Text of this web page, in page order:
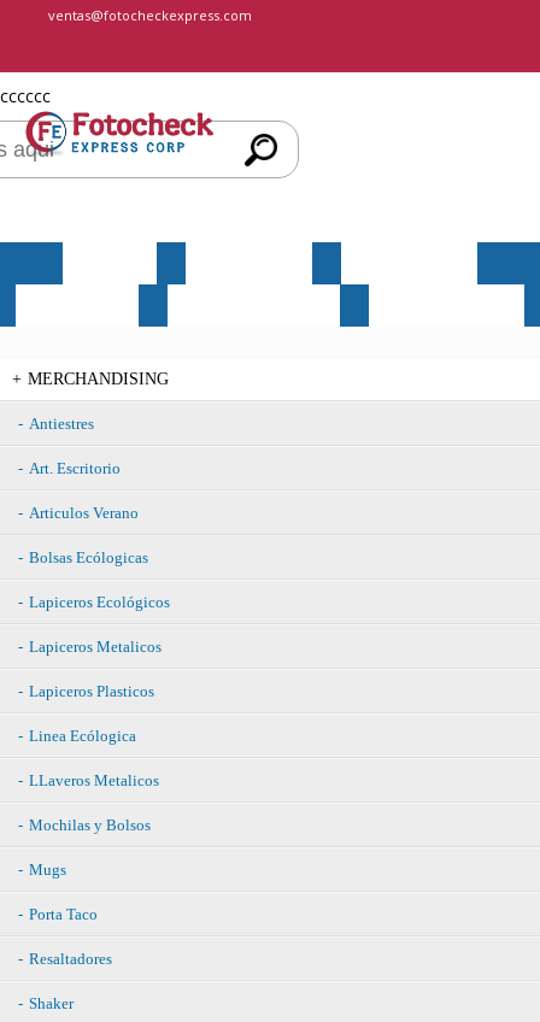
ventas@fotocheckexpress.com
cccccc
MERCHANDISING
Antiestres
Art. Escritorio
Articulos Verano
Bolsas Ecólogicas
Lapiceros Ecológicos
Lapiceros Metalicos
Lapiceros Plasticos
Linea Ecólogica
LLaveros Metalicos
Mochilas y Bolsos
Mugs
Porta Taco
Resaltadores
Shaker